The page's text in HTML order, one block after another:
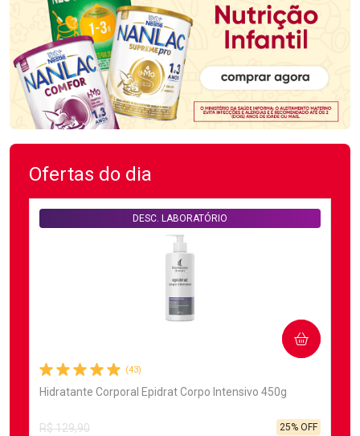
Ofertas do dia
(43)
Hidratante Corporal Epidrat Corpo Intensivo 450g
DESC. LABORATÓRIO
R$ 129,90
25% OFF
COMPRAR